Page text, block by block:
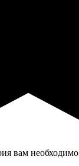
вам необходимо